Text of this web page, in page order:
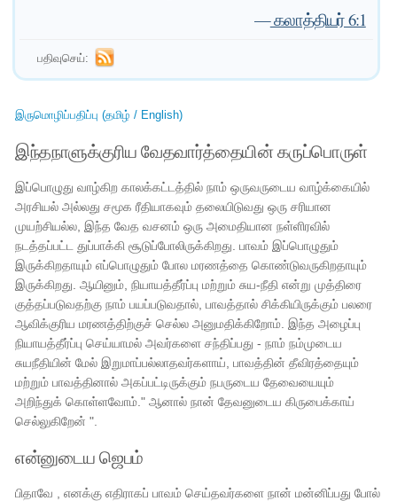
—கலாத்தியர் 6:1
பதிவுசெய்:
இருமொழிப்பதிப்பு (தமிழ் / English)
இந்தநாளுக்குரிய வேதவார்த்தையின் கருப்பொருள்
இப்பொழுது வாழ்கிற காலக்கட்டத்தில் நாம் ஒருவருடைய வாழ்க்கையில்
அரசியல் அல்லது சமூக ரீதியாகவும் தலையிடுவது ஒரு சரியான
முயற்சியல்ல, இந்த வேத வசனம் ஒரு அமைதியான நள்ளிரவில்
நடத்தப்பட்ட துப்பாக்கி சூடுப்போலிருக்கிறது. பாவம் இப்பொழுதும்
இருக்கிறதாயும் எப்பொழுதும் போல மரணத்தை கொண்டுவருகிறதாயும்
இருக்கிறது. ஆயினும், நியாயத்தீர்ப்பு மற்றும் சுய-நீதி என்று முத்திரை
குத்தப்படுவதற்கு நாம் பயப்படுவதால், பாவத்தால் சிக்கியிருக்கும் பலரை
ஆவிக்குரிய மரணத்திற்குச் செல்ல அனுமதிக்கிறோம். இந்த அழைப்பு
நியாயத்தீர்ப்பு செய்யாமல் அவர்களை சந்திப்பது - நாம் நம்முடைய
சுயநீதியின் மேல் இறுமாப்பல்லாதவர்களாய், பாவத்தின் தீவிரத்தையும்
மற்றும் பாவத்தினால் அகப்பட்டிருக்கும் நபருடைய தேவையையும்
அறிந்துக் கொள்ளவோம்." ஆனால் நான் தேவனுடைய கிருபைக்காய்
செல்லுகிறேன் ".
என்னுடைய ஜெபம்
பிதாவே , எனக்கு எதிராகப் பாவம் செய்தவர்களை நான் மன்னிப்பது போல்